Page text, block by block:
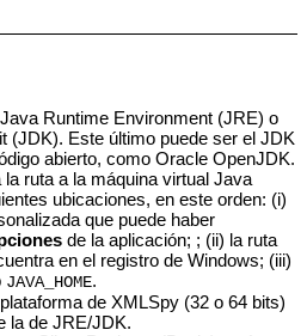
Runtime Environment (JRE) o
(JDK). Este último puede ser el JDK
abierto, como Oracle OpenJDK.
ruta a la máquina virtual Java
ubicaciones, en este orden: (i)
que puede haber
de la aplicación; ; (ii) la ruta
en el registro de Windows; (iii)
JAVA_HOME.
deXMLSpy (32 o 64 bits)
la de JRE/JDK.